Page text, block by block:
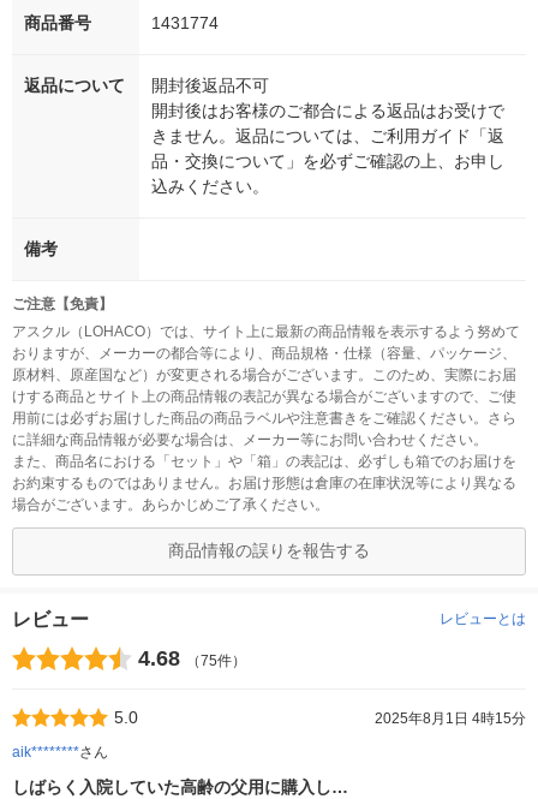
商品番号 1431774
返品について
開封後返品不可
開封後はお客様のご都合による返品はお受けで
きません。返品については、ご利用ガイド「返
品・交換について」を必ずご確認の上、お申し
込みください。
備考
ご注意【免責】
アスクル（LOHACO）では、サイト上に最新の商品情報を表示するよう努めて
おりますが、メーカーの都合等により、商品規格・仕様（容量、パッケージ、
原材料、原産国など）が変更される場合がございます。このため、実際にお届
けする商品とサイト上の商品情報の表記が異なる場合がございますので、ご使
用前には必ずお届けした商品の商品ラベルや注意書きをご確認ください。さら
に詳細な商品情報が必要な場合は、メーカー等にお問い合わせください。
また、商品名における「セット」や「箱」の表記は、必ずしも箱でのお届けを
お約束するものではありません。お届け形態は倉庫の在庫状況等により異なる
場合がございます。あらかじめご了承ください。
商品情報の誤りを報告する
レビュー レビューとは
4.68 （75件）
5.0
2025年8月1日 4時15分
aik********さん
しばらく入院していた高齢の父用に購入し…